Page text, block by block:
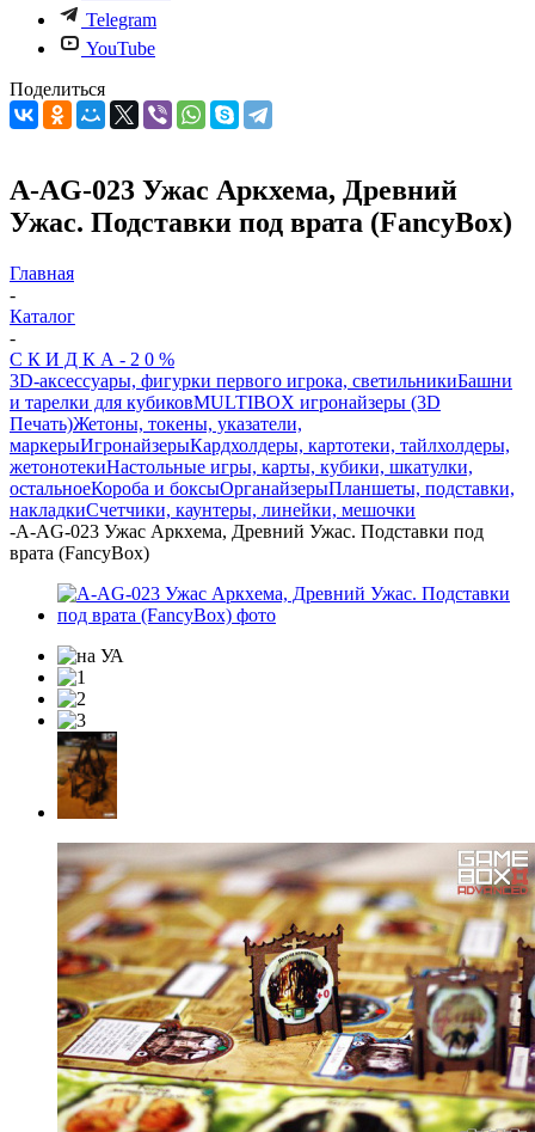
Telegram
YouTube
Поделиться
A-AG-023 Ужас Аркхема, Древний
Ужас. Подставки под врата (FancyBox)
Главная
-
Каталог
-
С К И Д К А - 2 0 %
3D-аксессуары, фигурки первого игрока, светильникиБашни
и тарелки для кубиковMULTIBOX игронайзеры (3D
Печать)Жетоны, токены, указатели,
маркерыИгронайзерыКардхолдеры, картотеки, тайлхолдеры,
жетонотекиНастольные игры, карты, кубики, шкатулки,
остальноеКороба и боксыОрганайзерыПланшеты, подставки,
накладкиСчетчики, каунтеры, линейки, мешочки
-A-AG-023 Ужас Аркхема, Древний Ужас. Подставки под
врата (FancyBox)